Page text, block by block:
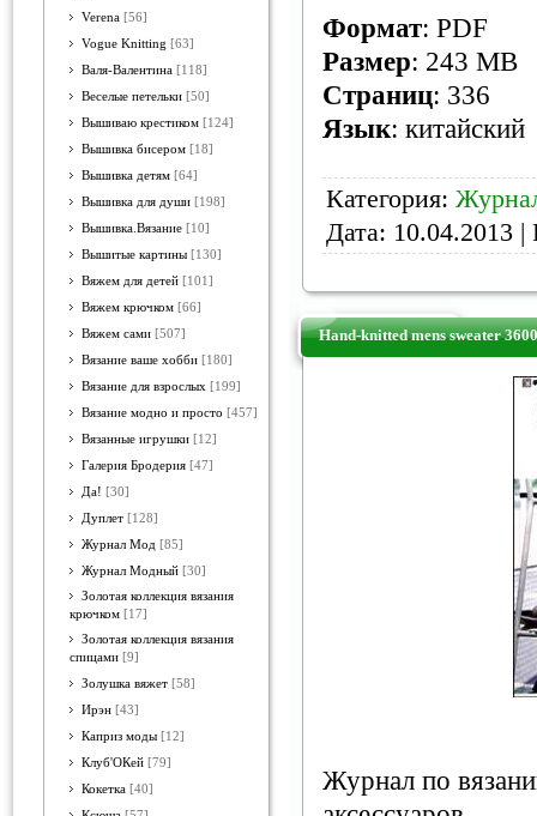
Verena [56]
Vogue Knitting [63]
Валя-Валентина [118]
Веселые петельки [50]
Вышиваю крестиком [124]
Вышивка бисером [18]
Вышивка детям [64]
Вышивка для души [198]
Вышивка.Вязание [10]
Вышитые картины [130]
Вяжем для детей [101]
Вяжем крючком [66]
Вяжем сами [507]
Вязание ваше хобби [180]
Вязание для взрослых [199]
Вязание модно и просто [457]
Вязанные игрушки [12]
Галерия Бродерия [47]
Да! [30]
Дуплет [128]
Журнал Мод [85]
Журнал Модный [30]
Золотая коллекция вязания
крючком [17]
Золотая коллекция вязания
спицами [9]
Золушка вяжет [58]
Ирэн [43]
Каприз моды [12]
Клуб'ОКей [79]
Кокетка [40]
Формат: PDF
Размер: 243 MB
Страниц: 336
Язык: китайский
Категория:
Дата: 10.04.2013 |
Hand-knitted mens sweater
Журнал по